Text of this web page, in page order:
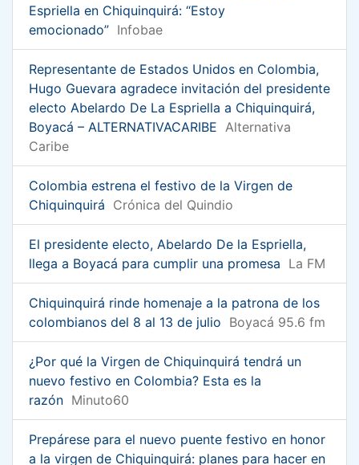
Espriella en Chiquinquirá: “Estoy
emocionado” Infobae
Representante de Estados Unidos en Colombia,
Hugo Guevara agradece invitación del presidente
electo Abelardo De La Espriella a Chiquinquirá,
Boyacá – ALTERNATIVACARIBE Alternativa
Caribe
Colombia estrena el festivo de la Virgen de
Chiquinquirá Crónica del Quindio
El presidente electo, Abelardo De la Espriella,
llega a Boyacá para cumplir una promesa La FM
Chiquinquirá rinde homenaje a la patrona de los
colombianos del 8 al 13 de julio Boyacá 95.6 fm
¿Por qué la Virgen de Chiquinquirá tendrá un
nuevo festivo en Colombia? Esta es la
razón Minuto60
Prepárese para el nuevo puente festivo en honor
a la virgen de Chiquinquirá: planes para hacer en